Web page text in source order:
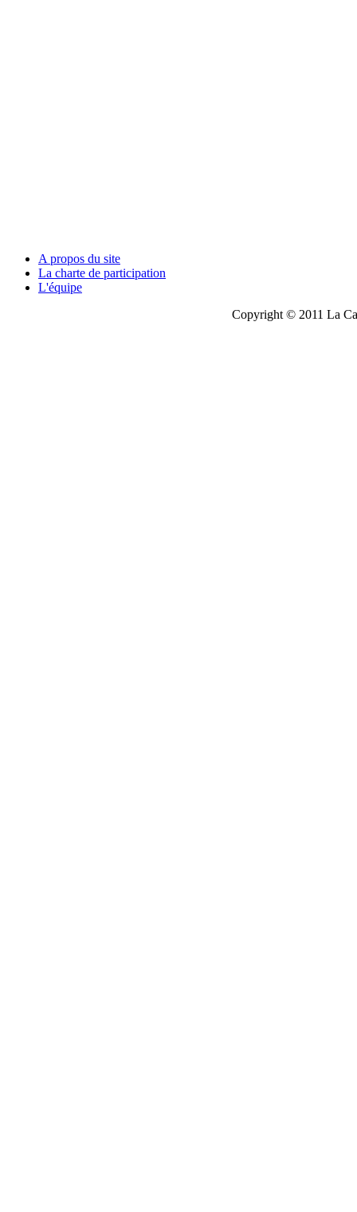
A propos du site
La charte de participation
L'équipe
Copyright © 2011 La